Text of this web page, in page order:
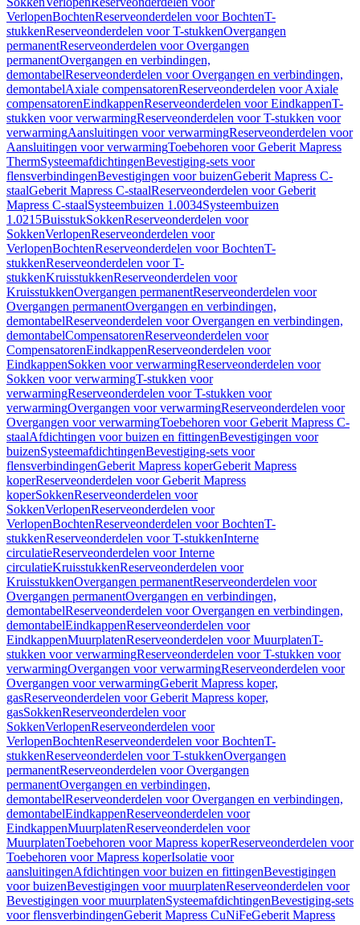
VerlopenBochtenReserveonderdelen voor BochtenT-
stukkenReserveonderdelen voor T-stukkenOvergangen
permanentReserveonderdelen voor Overgangen
permanentOvergangen en verbindingen,
demontabelReserveonderdelen voor Overgangen en verbindingen,
demontabelAxiale compensatorenReserveonderdelen voor Axiale
compensatorenEindkappenReserveonderdelen voor EindkappenT-
stukken voor verwarmingReserveonderdelen voor T-stukken voor
verwarmingAansluitingen voor verwarmingReserveonderdelen voor
Aansluitingen voor verwarmingToebehoren voor Geberit Mapress
ThermSysteemafdichtingenBevestiging-sets voor
flensverbindingenBevestigingen voor buizenGeberit Mapress C-
staalGeberit Mapress C-staalReserveonderdelen voor Geberit
Mapress C-staalSysteembuizen 1.0034Systeembuizen
1.0215BuisstukSokkenReserveonderdelen voor
SokkenVerlopenReserveonderdelen voor
VerlopenBochtenReserveonderdelen voor BochtenT-
stukkenReserveonderdelen voor T-
stukkenKruisstukkenReserveonderdelen voor
KruisstukkenOvergangen permanentReserveonderdelen voor
Overgangen permanentOvergangen en verbindingen,
demontabelReserveonderdelen voor Overgangen en verbindingen,
demontabelCompensatorenReserveonderdelen voor
CompensatorenEindkappenReserveonderdelen voor
EindkappenSokken voor verwarmingReserveonderdelen voor
Sokken voor verwarmingT-stukken voor
verwarmingReserveonderdelen voor T-stukken voor
verwarmingOvergangen voor verwarmingReserveonderdelen voor
Overgangen voor verwarmingToebehoren voor Geberit Mapress C-
staalAfdichtingen voor buizen en fittingenBevestigingen voor
buizenSysteemafdichtingenBevestiging-sets voor
flensverbindingenGeberit Mapress koperGeberit Mapress
koperReserveonderdelen voor Geberit Mapress
koperSokkenReserveonderdelen voor
SokkenVerlopenReserveonderdelen voor
VerlopenBochtenReserveonderdelen voor BochtenT-
stukkenReserveonderdelen voor T-stukkenInterne
circulatieReserveonderdelen voor Interne
circulatieKruisstukkenReserveonderdelen voor
KruisstukkenOvergangen permanentReserveonderdelen voor
Overgangen permanentOvergangen en verbindingen,
demontabelReserveonderdelen voor Overgangen en verbindingen,
demontabelEindkappenReserveonderdelen voor
EindkappenMuurplatenReserveonderdelen voor MuurplatenT-
stukken voor verwarmingReserveonderdelen voor T-stukken voor
verwarmingOvergangen voor verwarmingReserveonderdelen voor
Overgangen voor verwarmingGeberit Mapress koper,
gasReserveonderdelen voor Geberit Mapress koper,
gasSokkenReserveonderdelen voor
SokkenVerlopenReserveonderdelen voor
VerlopenBochtenReserveonderdelen voor BochtenT-
stukkenReserveonderdelen voor T-stukkenOvergangen
permanentReserveonderdelen voor Overgangen
permanentOvergangen en verbindingen,
demontabelReserveonderdelen voor Overgangen en verbindingen,
demontabelEindkappenReserveonderdelen voor
EindkappenMuurplatenReserveonderdelen voor
MuurplatenToebehoren voor Mapress koperReserveonderdelen voor
Toebehoren voor Mapress koperIsolatie voor
aansluitingenAfdichtingen voor buizen en fittingenBevestigingen
voor buizenBevestigingen voor muurplatenReserveonderdelen voor
Bevestigingen voor muurplatenSysteemafdichtingenBevestiging-sets
voor flensverbindingenGeberit Mapress CuNiFeGeberit Mapress